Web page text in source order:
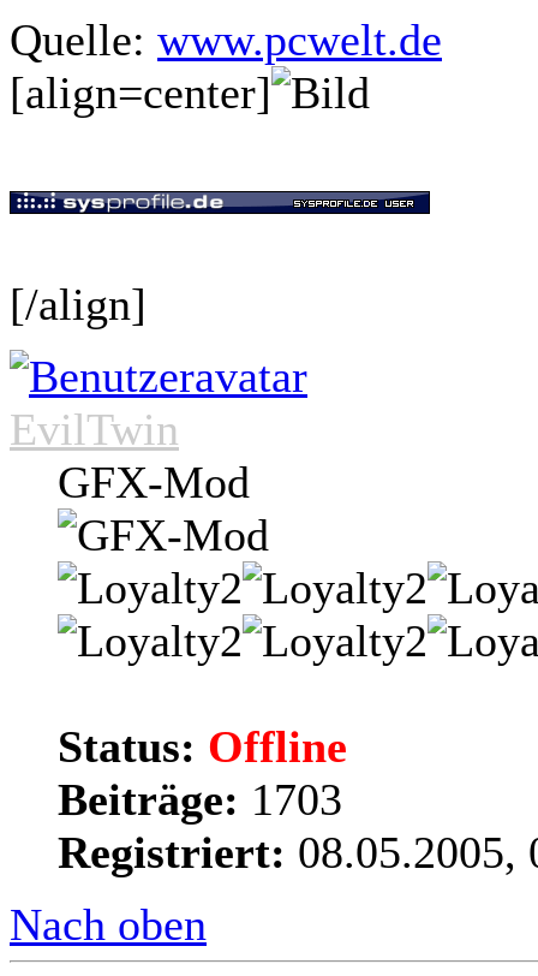
Quelle: www.pcwelt.de
[align=center]
[/align]
EvilTwin
GFX-Mod
Status: Offline
Beiträge: 1703
Registriert: 08.05.2005,
Nach oben